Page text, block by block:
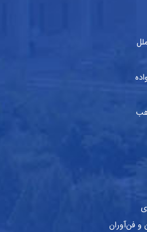
فن‌آوران